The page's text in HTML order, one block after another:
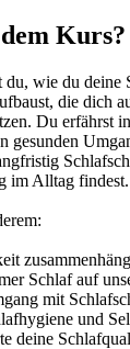
Kurs?
wie du deine
die dich
Du erfährst
gesunden
im Alltag findest.
Schlaf auf
mit
und
deine